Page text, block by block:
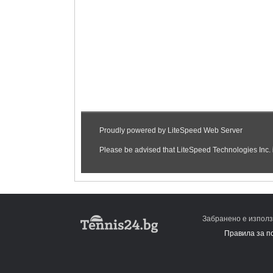
Забранено е
Правила за